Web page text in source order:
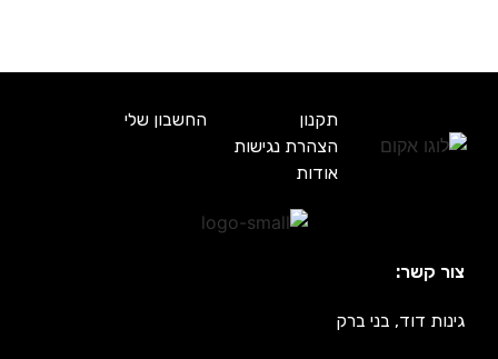
תקנון
החשבון שלי
הצהרת נגישות
אודות
צור קשר:
גינות דוד, בני ברק